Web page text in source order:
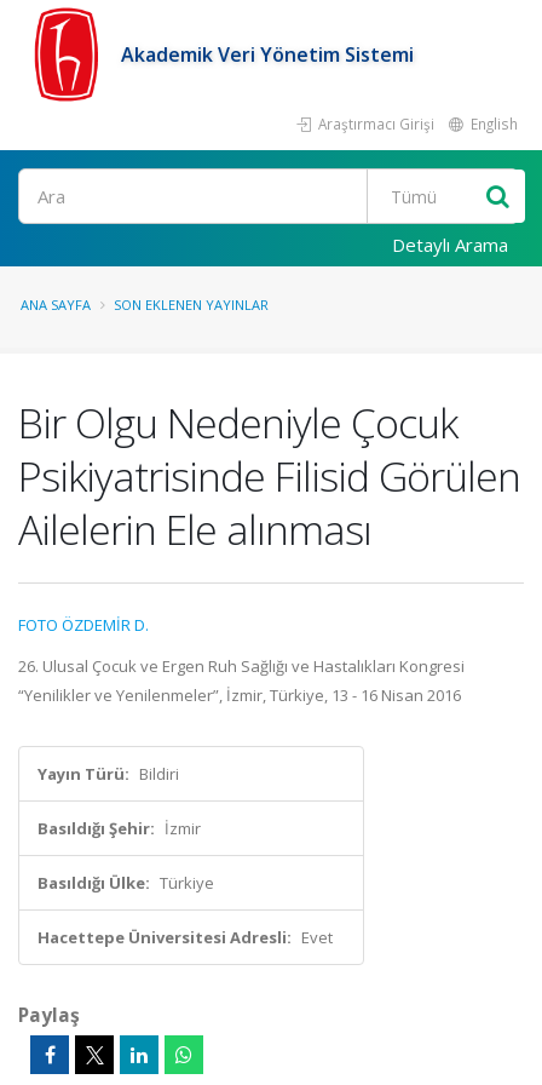
Akademik Veri Yönetim Sistemi
Araştırmacı Girişi English
Ara
Detaylı Arama
ANA SAYFA SON EKLENEN YAYINLAR
Bir Olgu Nedeniyle Çocuk
Psikiyatrisinde Filisid Görülen
Ailelerin Ele alınması
FOTO ÖZDEMİR D.
26. Ulusal Çocuk ve Ergen Ruh Sağlığı ve Hastalıkları Kongresi
“Yenilikler ve Yenilenmeler”, İzmir, Türkiye, 13 - 16 Nisan 2016
Yayın Türü: Bildiri
Basıldığı Şehir: İzmir
Basıldığı Ülke: Türkiye
Hacettepe Üniversitesi Adresli: Evet
Paylaş